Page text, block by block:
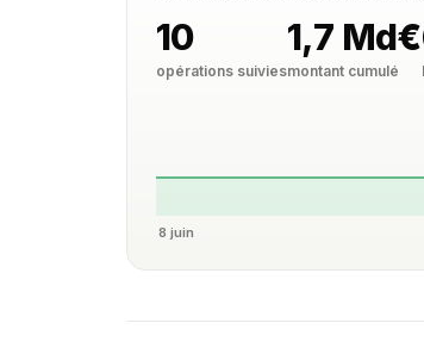
10
opérations suivies
1,7 Md€
montant cumulé
8 juin